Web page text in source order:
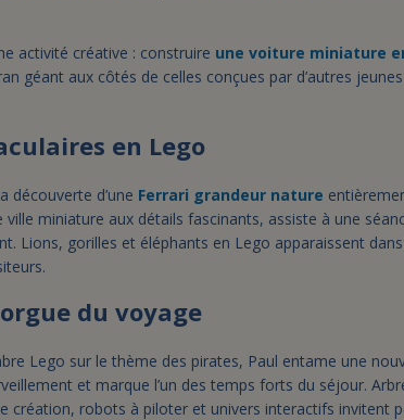
activité créative : construire une voiture miniature
géant aux côtés de celles conçues par d’autres
en Lego
découverte d’une Ferrari grandeur nature
ville miniature aux détails fascinants, assiste à une
Lions, gorilles et éléphants en Lego apparaissent dans
du voyage
Lego sur le thème des pirates, Paul entame une
et marque l’un des temps forts du séjour.
création, robots à piloter et univers interactifs invitent